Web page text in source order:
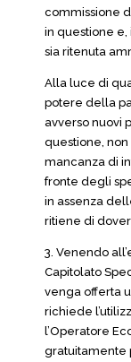
commissione
in questione e,
sia ritenuta
Alla luce di
potere della
avverso nuovi
questione,
mancanza di
fronte degli
in assenza
ritiene di
3. Venendo
Capitolato
venga offerta
richiede
l’Operatore
gratuitamente